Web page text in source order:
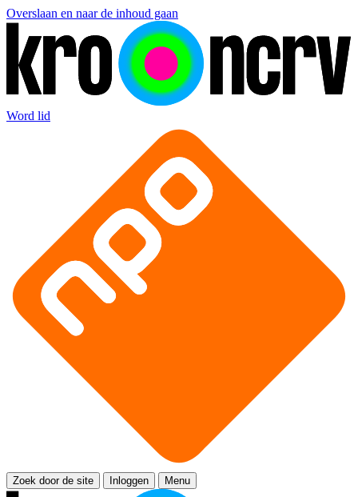
Overslaan en naar de inhoud gaan
Word lid
Zoek door de site Inloggen Menu